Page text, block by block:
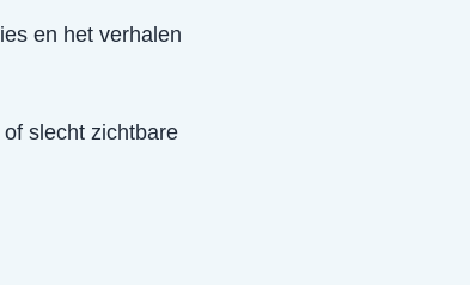
en het verhalen
slecht zichtbare